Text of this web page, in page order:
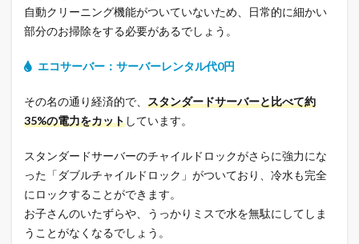
自動クリーニング機能がついていないため、日常的に細かい
部分のお掃除をする必要があるでしょう。
エコサーバー：サーバーレンタル代0円
その名の通り経済的で、 スタンダードサーバーと比べて約
35%の電力をカットしています。
スタンダードサーバーのチャイルドロックがさらに強力にな
った「ダブルチャイルドロック」がついており、冷水も完全
にロックすることができます。
お子さんのいたずらや、うっかりミスで水を無駄にしてしま
うことがなくなるでしょう。